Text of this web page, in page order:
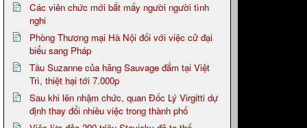
Các viên chức mới bắt mấy người người tình
nghi
Phòng Thương mại Hà Nội đối với việc cử đại
biểu sang Pháp
Tầu Suzanne của hãng Sauvage đắm tại Việt
Trì, thiệt hại tới 7.000p
Sau khi lên nhậm chức, quan Đốc Lý Virgitti dự
định thay đổi nhiều việc trong thành phố